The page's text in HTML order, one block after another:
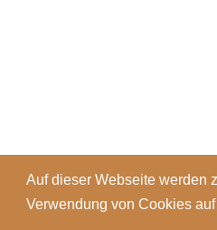
Auf dieser Webseite werden
Verwendung von Cookies